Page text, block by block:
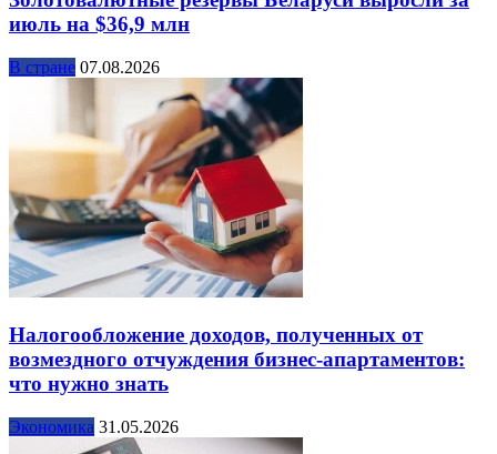
июль на $36,9 млн
В стране 07.08.2026
Налогообложение доходов, полученных от
возмездного отчуждения бизнес-апартаментов:
что нужно знать
Экономика 31.05.2026